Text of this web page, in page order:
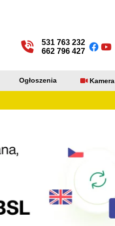
531 763 232
662 796 427
Ogłoszenia Kamera